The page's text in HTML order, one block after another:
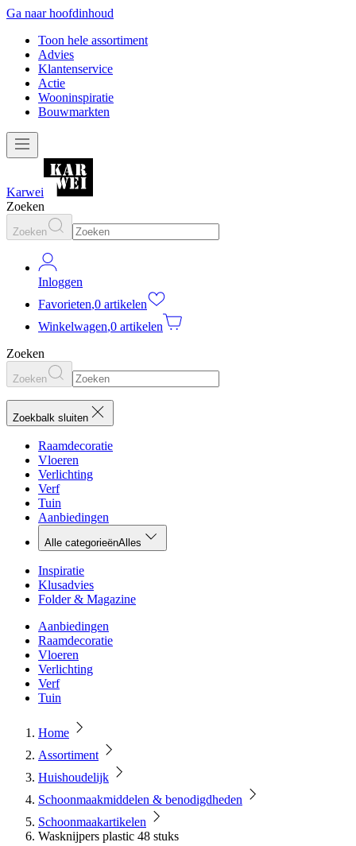
Ga naar hoofdinhoud
Toon hele assortiment
Advies
Klantenservice
Actie
Wooninspiratie
Bouwmarkten
Karwei
Zoeken
Zoeken
Inloggen
Favorieten,0 artikelen
Winkelwagen,0 artikelen
Zoeken
Zoeken
Zoekbalk sluiten
Raamdecoratie
Vloeren
Verlichting
Verf
Tuin
Aanbiedingen
Alle categorieënAlles
Inspiratie
Klusadvies
Folder & Magazine
Aanbiedingen
Raamdecoratie
Vloeren
Verlichting
Verf
Tuin
Home
Assortiment
Huishoudelijk
Schoonmaakmiddelen & benodigdheden
Schoonmaakartikelen
Wasknijpers plastic 48 stuks